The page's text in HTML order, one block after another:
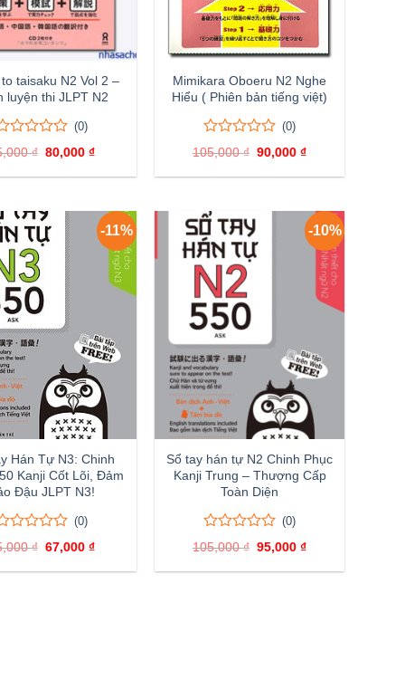
taisaku N2 Vol 2 –
luyện thi JLPT N2
(0)
₫ Giá
là:
80,000₫
tại
Mimikara Oboeru N2 Nghe
Hiểu ( Phiên bản tiếng việt)
0
trên
5
0
(0)
105,000₫ Giá
là:
90,000₫
tại
-11%
Hán Tự N3: Chinh
Kanji Cốt Lõi, Đảm
Đậu JLPT N3!
(0)
₫ Giá
là:
67,000₫
tại
-10%
Sổ tay hán tự N2 Chinh Phục
Kanji Trung – Thượng Cấp
Toàn Diện
0
trên
5
0
(0)
105,000₫ Giá
là:
95,000₫
tại